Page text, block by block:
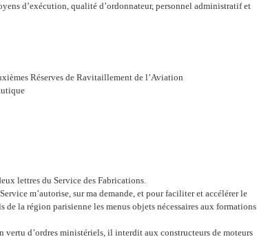
d’exécution, qualité d’ordonnateur, personnel administratif et
Réserves de Ravitaillement de l’Aviation
lettres du Service des Fabrications.
m’autorise, sur ma demande, et pour faciliter et accélérer le
la région parisienne les menus objets nécessaires aux formations
vertu d’ordres ministériels, il interdit aux constructeurs de moteurs